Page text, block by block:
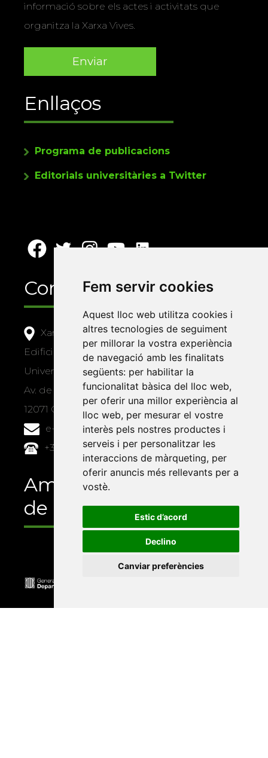
Fem servir cookies
Aquest lloc web utilitza cookies i
altres tecnologies de seguiment
per millorar la vostra experiència
de navegació amb les finalitats
següents: per habilitar la
funcionalitat bàsica del lloc web,
per oferir una millor experiència al
lloc web, per mesurar el vostre
interès pels nostres productes i
serveis i per personalitzar les
interaccions de màrqueting, per
oferir anuncis més rellevants per a
vostè.
Estic d’acord
Declino
Canviar preferències
informació sobre els actes i activitats que
organitza la Xarxa Vives.
Enllaços
Programa de publicacions
Editorials universitàries a Twitter
Contacte
Xarxa Vives d'Universitats
Edifici Àgora
Universitat Jaume I, local 10
Av. de Vicent Sos Baynat, s/n
12071 Castelló de la Plana
e-buc@vives.org
+34 964 72 89 93
Amb el suport
de